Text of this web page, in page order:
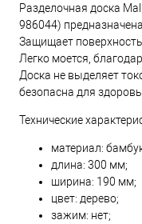
Разделочная доска
986044)
Защищает
Легко моется,
Доска не выделяет
безопасна для
Технические
материал:
длина: 300 мм;
ширина: 190 мм;
цвет: дерево;
зажим: нет;